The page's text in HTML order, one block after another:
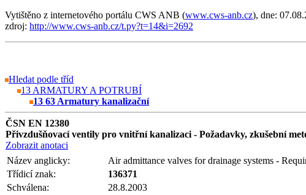
Vytištěno z internetového portálu CWS ANB (www.cws-anb.cz), dne:
zdroj: http://www.cws-anb.cz/t.py?t=14&i=2692
Hledat podle tříd
13 ARMATURY A POTRUBÍ
13 63 Armatury kanalizační
ČSN EN 12380
Přivzdušňovací ventily pro vnitřní kanalizaci - Požadavky, zkušební
Zobrazit anotaci
Název anglicky:
Air admittance valves for drainage systems -
Třídicí znak:
136371
Schválena:
28.8.2003